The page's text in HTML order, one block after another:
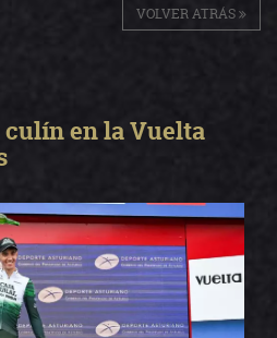
VOLVER ATRÁS
culín en la Vuelta